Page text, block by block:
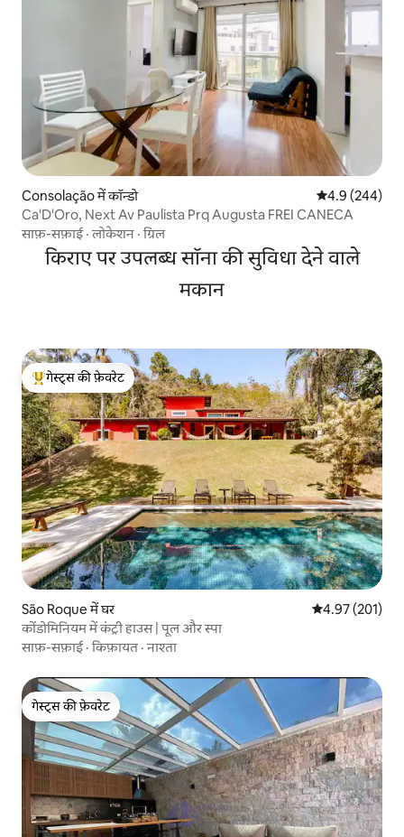
Consolação में कॉन्डो औसत रेटिंग 5 में
4.9 (244)
Ca'D'Oro, Next Av Paulista Prq Augusta FREI CANECA
साफ़-सफ़ाई·लोकेशन ·ग्रिल
किराए पर उपलब्ध सॉना की सुविधा देने वाले
मकान
गेस्ट्स का टॉप फ़ेवरेट
गेस्ट्स की फ़ेवरेट
São Roque में घर औसत रेटिंग 5 में से
4.97 (201)
कोंडोमिनियम में कंट्री हाउस | पूल और स्पा
साफ़-सफ़ाई·किफ़ायत ·नाश्ता
गेस्ट्स की फ़ेवरेट
गेस्ट्स की फ़ेवरेट